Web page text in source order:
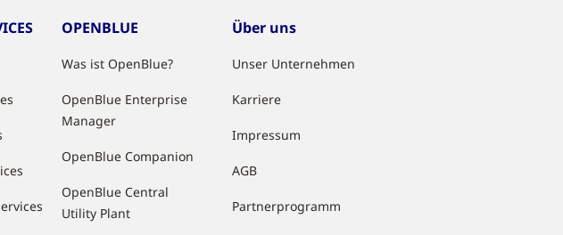
OPENBLUE
Was ist OpenBlue?
OpenBlue Enterprise
Manager
OpenBlue Companion
OpenBlue Central
Utility Plant
Über uns
Unser Unternehmen
Karriere
Impressum
AGB
Partnerprogramm